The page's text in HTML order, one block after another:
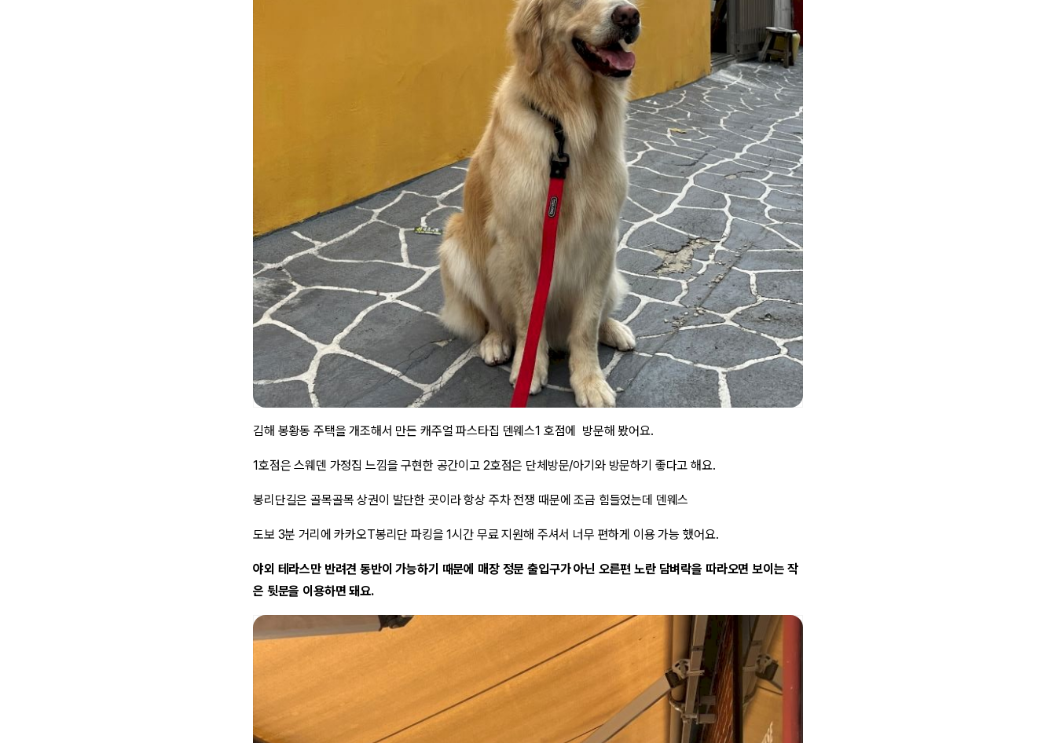
김해 봉황동 주택을 개조해서 만든 캐주얼 파스타집 덴웨스1 호점에 방문해 봤어요.
1호점은 스웨덴 가정집 느낌을 구현한 공간이고 2호점은 단체방문/아기와 방문하기 좋다고 해요.
봉리단길은 골목골목 상권이 발단한 곳이라 항상 주차 전쟁 때문에 조금 힘들었는데 덴웨스
도보 3분 거리에 카카오T봉리단 파킹을 1시간 무료 지원해 주셔서 너무 편하게 이용 가능 했어요.
야외 테라스만 반려견 동반이 가능하기 때문에 매장 정문 출입구가 아닌 오른편 노란 담벼락을 따라오면 보이는 작
은 뒷문을 이용하면 돼요.